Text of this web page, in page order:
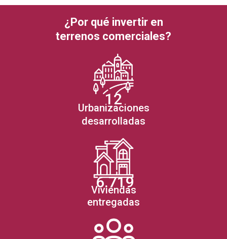
¿Por qué invertir en
terrenos comerciales?
12
Urbanizaciones
desarrolladas
6.719
Viviendas
entregadas